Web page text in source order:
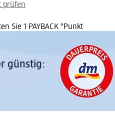
prüfen
Sie 1 PAYBACK °Punkt
günstig: